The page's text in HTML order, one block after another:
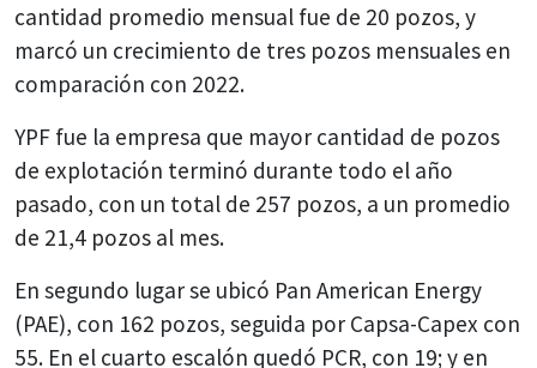
cantidad promedio mensual fue de 20 pozos, y
marcó un crecimiento de tres pozos mensuales en
comparación con 2022.
YPF fue la empresa que mayor cantidad de pozos
de explotación terminó durante todo el año
pasado, con un total de 257 pozos, a un promedio
de 21,4 pozos al mes.
En segundo lugar se ubicó Pan American Energy
(PAE), con 162 pozos, seguida por Capsa-Capex con
55. En el cuarto escalón quedó PCR, con 19; y en